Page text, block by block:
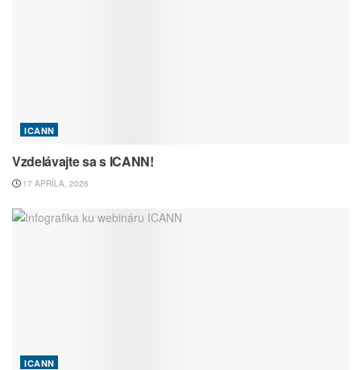
ICANN
Vzdelávajte sa s ICANN!
17 APRÍLA, 2026
ICANN